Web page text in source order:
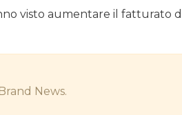
visto aumentare il fatturato
News.